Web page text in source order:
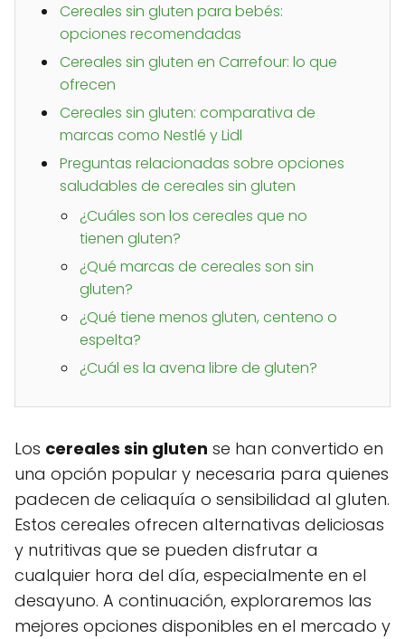
Cereales sin gluten para bebés:
opciones recomendadas
Cereales sin gluten en Carrefour: lo que
ofrecen
Cereales sin gluten: comparativa de
marcas como Nestlé y Lidl
Preguntas relacionadas sobre opciones
saludables de cereales sin gluten
¿Cuáles son los cereales que no
tienen gluten?
¿Qué marcas de cereales son sin
gluten?
¿Qué tiene menos gluten, centeno o
espelta?
¿Cuál es la avena libre de gluten?
Los cereales sin gluten se han convertido en
una opción popular y necesaria para quienes
padecen de celiaquía o sensibilidad al gluten.
Estos cereales ofrecen alternativas deliciosas
y nutritivas que se pueden disfrutar a
cualquier hora del día, especialmente en el
desayuno. A continuación, exploraremos las
mejores opciones disponibles en el mercado y